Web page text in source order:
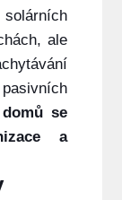
ale
pasivních
se
a